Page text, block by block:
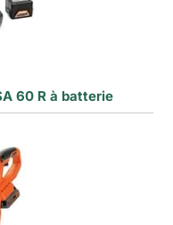
60 R à batterie